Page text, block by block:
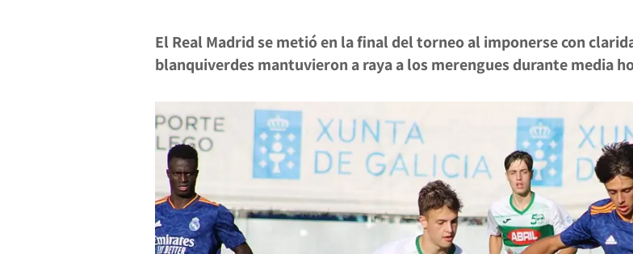
El Real Madrid se metió en la final del torneo al imponerse con
blanquiverdes mantuvieron a raya a los merengues durante media